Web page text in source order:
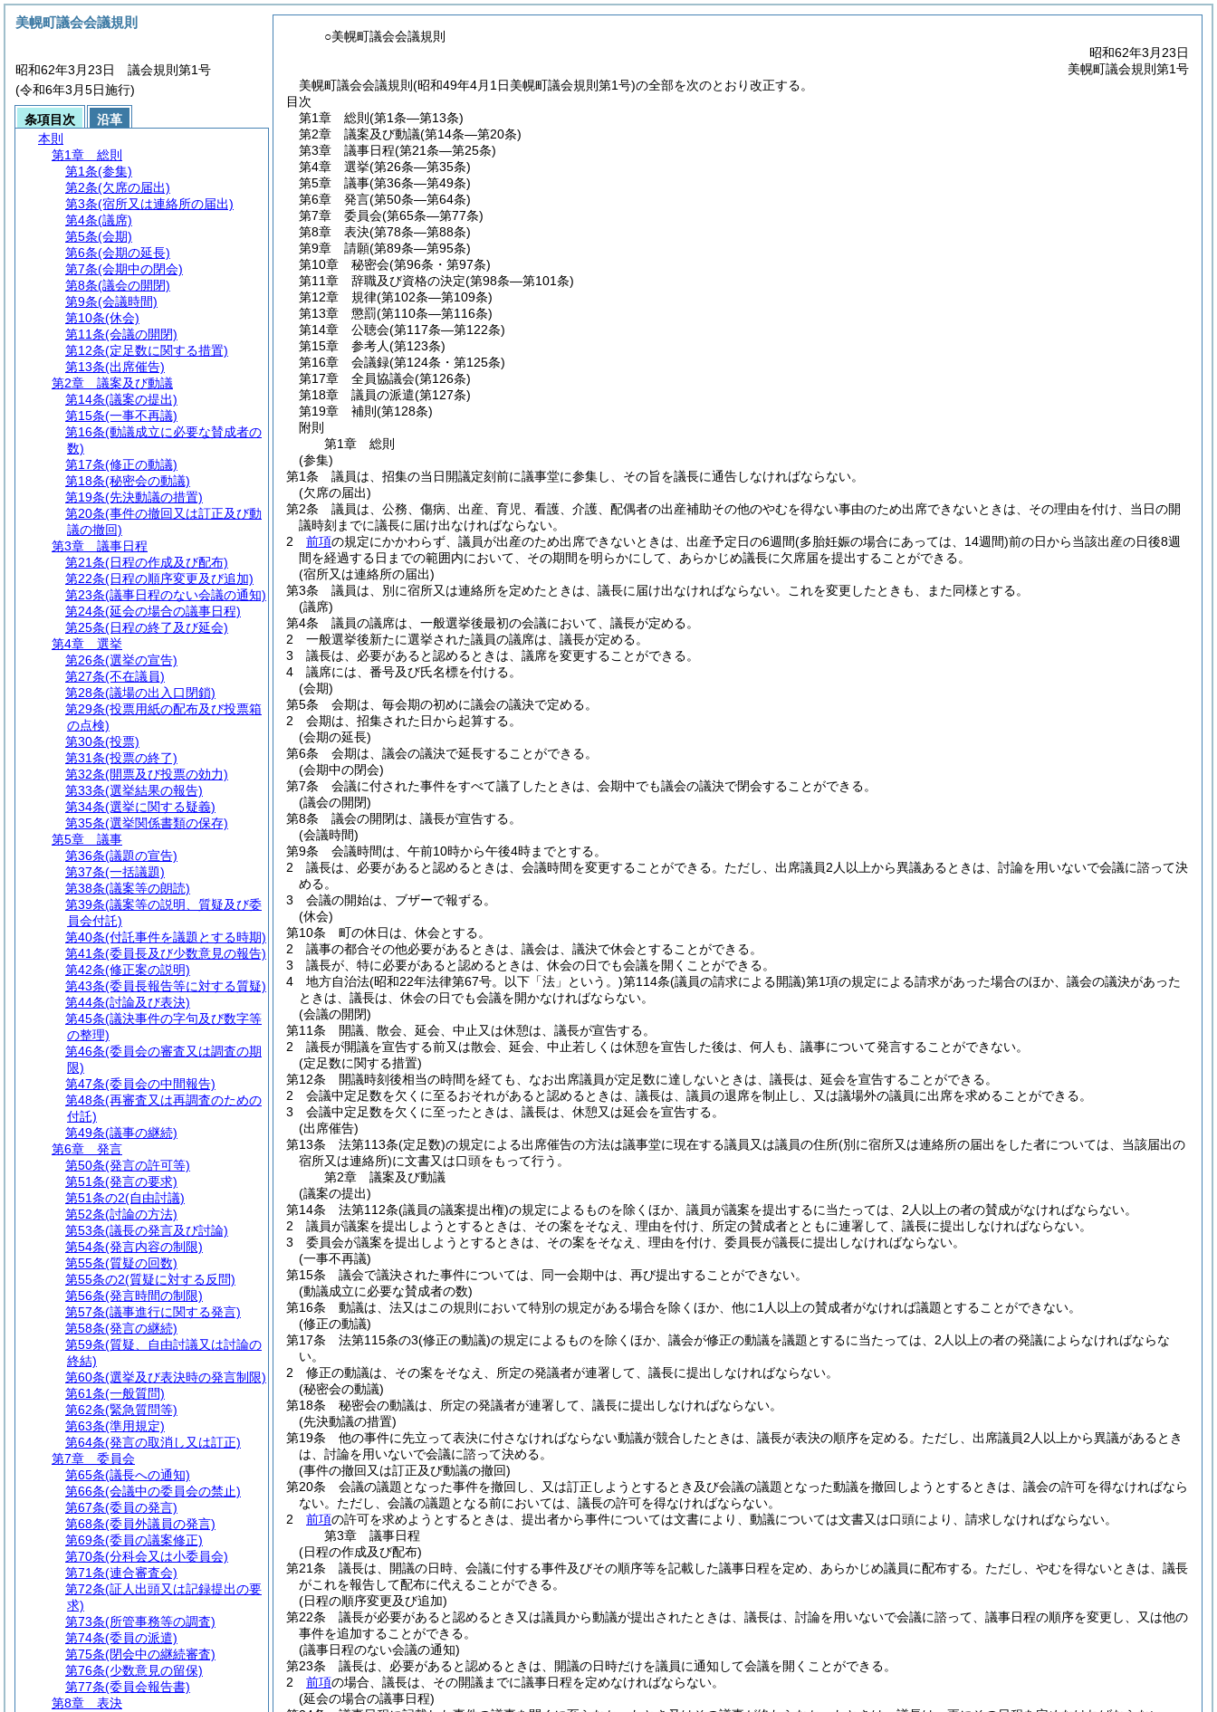
○美幌町議会会議規則
昭和62年3月23日
美幌町議会規則第1号
美幌町議会会議規則(昭和49年4月1日美幌町議会規則第1号)の全部を次のとおり改正する。
目次
第1章
総則 (第1条―第13条)
第2章
議案及び動議(第14条―第20条)
第3章
議事日程(第21条―第25条)
第4章
選挙(第26条―第35条)
第5章
議事(第36条―第49条)
第6章
発言(第50条―第64条)
第7章
委員会(第65条―第77条)
第8章
表決(第78条―第88条)
第9章
請願(第89条―第95条)
第10章
秘密会(第96条・第97条)
第11章
辞職及び資格の決定(第98条―第101条)
第12章
規律(第102条―第109条)
第13章
懲罰(第110条―第116条)
第14章
公聴会(第117条―第122条)
第15章
参考人(第123条)
第16章
会議録(第124条・第125条)
第17章
全員協議会(第126条)
第18章
議員の派遣(第127条)
第19章
補則 (第128条)
附則
第1章
総則
(参集)
第1条
議員は、招集の当日開議定刻前に議事堂に参集し、その旨を議長に通告しなければならない。
(欠席の届出)
第2条
議員は、公務、傷病、出産、育児、看護、介護、配偶者の出産補助その他のやむを得ない事由のため出席できないときは、その理由を付け、当日の開
議時刻までに議長に届け出なければならない。
2
前項の規定にかかわらず、議員が出産のため出席できないときは、出産予定日の6週間(多胎妊娠の場合にあっては、14週間)前の日から当該出産の日後8週
間を経過する日までの範囲内において、その期間を明らかにして、あらかじめ議長に欠席届を提出することができる。
(宿所又は連絡所の届出)
第3条
議員は、別に宿所又は連絡所を定めたときは、議長に届け出なければならない。
これを変更したときも、また同様とする。
(議席)
第4条
議員の議席は、一般選挙後最初の会議において、議長が定める。
2
一般選挙後新たに選挙された議員の議席は、議長が定める。
3
議長は、必要があると認めるときは、議席を変更することができる。
4
議席には、番号及び氏名標を付ける。
(会期)
第5条
会期は、毎会期の初めに議会の議決で定める。
2
会期は、招集された日から起算する。
(会期の延長)
第6条
会期は、議会の議決で延長することができる。
(会期中の閉会)
第7条
会議に付された事件をすべて議了したときは、会期中でも議会の議決で閉会することができる。
(議会の開閉)
第8条
議会の開閉は、議長が宣告する。
(会議時間)
第9条
会議時間は、午前10時から午後4時までとする。
2
議長は、必要があると認めるときは、会議時間を変更することができる。 ただし、出席議員2人以上から異議あるときは、討論を用いないで会議に諮って決
める。
3
会議の開始は、ブザーで報ずる。
(休会)
第10条
町の休日は、休会とする。
2
議事の都合その他必要があるときは、議会は、議決で休会とすることができる。
3
議長が、特に必要があると認めるときは、休会の日でも会議を開くことができる。
4
地方自治法(昭和22年法律第67号。以下「法」という。)第114条(議員の請求による開議)第1項の規定による請求があった場合のほか、議会の議決があった
ときは、議長は、休会の日でも会議を開かなければならない。
(会議の開閉)
第11条
開議、散会、延会、中止又は休憩は、議長が宣告する。
2
議長が開議を宣告する前又は散会、延会、中止若しくは休憩を宣告した後は、何人も、議事について発言することができない。
(定足数に関する措置)
第12条
開議時刻後相当の時間を経ても、なお出席議員が定足数に達しないときは、議長は、延会を宣告することができる。
2
会議中定足数を欠くに至るおそれがあると認めるときは、議長は、議員の退席を制止し、又は議場外の議員に出席を求めることができる。
3
会議中定足数を欠くに至ったときは、議長は、休憩又は延会を宣告する。
(出席催告)
第13条
法第113条(定足数)の規定による出席催告の方法は議事堂に現在する議員又は議員の住所(別に宿所又は連絡所の届出をした者については、当該届出の
宿所又は連絡所)に文書又は口頭をもって行う。
第2章
議案及び動議
(議案の提出)
第14条
法第112条(議員の議案提出権)の規定によるものを除くほか、議員が議案を提出するに当たっては、2人以上の者の賛成がなければならない。
2
議員が議案を提出しようとするときは、その案をそなえ、理由を付け、所定の賛成者とともに連署して、議長に提出しなければならない。
3
委員会が議案を提出しようとするときは、その案をそなえ、理由を付け、委員長が議長に提出しなければならない。
(一事不再議)
第15条
議会で議決された事件については、同一会期中は、再び提出することができない。
(動議成立に必要な賛成者の数)
第16条
動議は、法又はこの規則において特別の規定がある場合を除くほか、他に1人以上の賛成者がなければ議題とすることができない。
(修正の動議)
第17条
法第115条の3(修正の動議)の規定によるものを除くほか、議会が修正の動議を議題とするに当たっては、2人以上の者の発議によらなければならな
い。
2
修正の動議は、その案をそなえ、所定の発議者が連署して、議長に提出しなければならない。
(秘密会の動議)
第18条
秘密会の動議は、所定の発議者が連署して、議長に提出しなければならない。
(先決動議の措置)
第19条
他の事件に先立って表決に付さなければならない動議が競合したときは、議長が表決の順序を定める。 ただし、出席議員2人以上から異議があるとき
は、討論を用いないで会議に諮って決める。
(事件の撤回又は訂正及び動議の撤回)
第20条
会議の議題となった事件を撤回し、又は訂正しようとするとき及び会議の議題となった動議を撤回しようとするときは、議会の許可を得なければなら
ない。 ただし、会議の議題となる前においては、議長の許可を得なければならない。
2
前項の許可を求めようとするときは、提出者から事件については文書により、動議については文書又は口頭により、請求しなければならない。
第3章
議事日程
(日程の作成及び配布)
第21条
議長は、開議の日時、会議に付する事件及びその順序等を記載した議事日程を定め、あらかじめ議員に配布する。 ただし、やむを得ないときは、議長
がこれを報告して配布に代えることができる。
(日程の順序変更及び追加)
第22条
議長が必要があると認めるとき又は議員から動議が提出されたときは、議長は、討論を用いないで会議に諮って、議事日程の順序を変更し、又は他の
事件を追加することができる。
(議事日程のない会議の通知)
第23条
議長は、必要があると認めるときは、開議の日時だけを議員に通知して会議を開くことができる。
2
前項の場合、議長は、その開議までに議事日程を定めなければならない。
(延会の場合の議事日程)
美幌町議会会議規則
昭和62年3月23日 議会規則第1号
(令和6年3月5日施行)
条項目次
沿革
本則
第1章
総則
第1条(参集)
第2条(欠席の届出)
第3条(宿所又は連絡所の届出)
第4条(議席)
第5条(会期)
第6条(会期の延長)
第7条(会期中の閉会)
第8条(議会の開閉)
第9条(会議時間)
第10条(休会)
第11条(会議の開閉)
第12条(定足数に関する措置)
第13条(出席催告)
第2章
議案及び動議
第14条(議案の提出)
第15条(一事不再議)
第16条(動議成立に必要な賛成者の
数)
第17条(修正の動議)
第18条(秘密会の動議)
第19条(先決動議の措置)
第20条(事件の撤回又は訂正及び動
議の撤回)
第3章
議事日程
第21条(日程の作成及び配布)
第22条(日程の順序変更及び追加)
第23条(議事日程のない会議の通知)
第24条(延会の場合の議事日程)
第25条(日程の終了及び延会)
第4章
選挙
第26条(選挙の宣告)
第27条(不在議員)
第28条(議場の出入口閉鎖)
第29条(投票用紙の配布及び投票箱
の点検)
第30条(投票)
第31条(投票の終了)
第32条(開票及び投票の効力)
第33条(選挙結果の報告)
第34条(選挙に関する疑義)
第35条(選挙関係書類の保存)
第5章
議事
第36条(議題の宣告)
第37条(一括議題)
第38条(議案等の朗読)
第39条(議案等の説明、質疑及び委
員会付託)
第40条(付託事件を議題とする時期)
第41条(委員長及び少数意見の報告)
第42条(修正案の説明)
第43条(委員長報告等に対する質疑)
第44条(討論及び表決)
第45条(議決事件の字句及び数字等
の整理)
第46条(委員会の審査又は調査の期
限)
第47条(委員会の中間報告)
第48条(再審査又は再調査のための
付託)
第49条(議事の継続)
第6章
発言
第50条(発言の許可等)
第51条(発言の要求)
第51条の2(自由討議)
第52条(討論の方法)
第53条(議長の発言及び討論)
第54条(発言内容の制限)
第55条(質疑の回数)
第55条の2(質疑に対する反問)
第56条(発言時間の制限)
第57条(議事進行に関する発言)
第58条(発言の継続)
第59条(質疑、自由討議又は討論の
終結)
第60条(選挙及び表決時の発言制限)
第61条(一般質問)
第62条(緊急質問等)
第63条(準用規定)
第64条(発言の取消し又は訂正)
第7章
委員会
第65条(議長への通知)
第66条(会議中の委員会の禁止)
第67条(委員の発言)
第68条(委員外議員の発言)
第69条(委員の議案修正)
第70条(分科会又は小委員会)
第71条(連合審査会)
第72条(証人出頭又は記録提出の要
求)
第73条(所管事務等の調査)
第74条(委員の派遣)
第75条(閉会中の継続審査)
第76条(少数意見の留保)
第77条(委員会報告書)
第8章
表決